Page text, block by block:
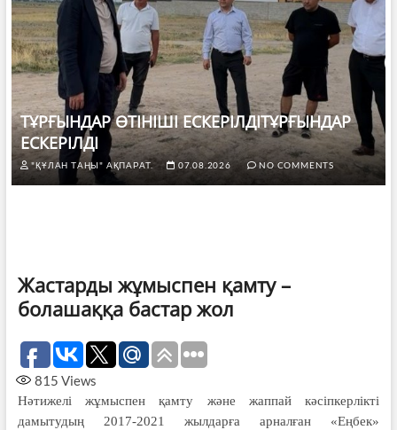
ТҰРҒЫНДАР ӨТІНІШІ ЕСКЕРІЛДІТҰРҒЫНДАР
ЕСКЕРІЛДІ
"ҚҰЛАН ТАҢЫ" АҚПАРАТ. 07.08.2026 NO COMMENTS
Жастарды жұмыспен қамту –
болашаққа бастар жол
815 Views
Нәтижелі жұмыспен қамту және жаппай кәсіпкерлікті
дамытудың 2017-2021 жылдарға арналған «Еңбек»